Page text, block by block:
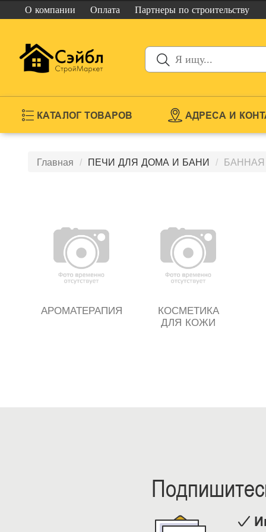
О компании Оплата Партнеры по строительству
КАТАЛОГ ТОВАРОВ АДРЕСА И
Главная ПЕЧИ ДЛЯ ДОМА И БАНИ
АРОМАТЕРАПИЯ
КОСМЕТИКА
ДЛЯ КОЖИ